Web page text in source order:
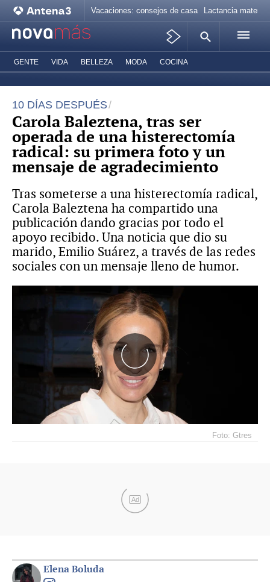
Vacaciones: consejos de casa Lactancia materna
GENTE VIDA BELLEZA MODA COCINA
10 DÍAS DESPUÉS
Carola Baleztena, tras ser
operada de una histerectomía
radical: su primera foto y un
mensaje de agradecimiento
Tras someterse a una histerectomía radical,
Carola Baleztena ha compartido una
publicación dando gracias por todo el
apoyo recibido. Una noticia que dio su
marido, Emilio Suárez, a través de las redes
sociales con un mensaje lleno de humor.
Foto: Gtres
Ad
Elena Boluda